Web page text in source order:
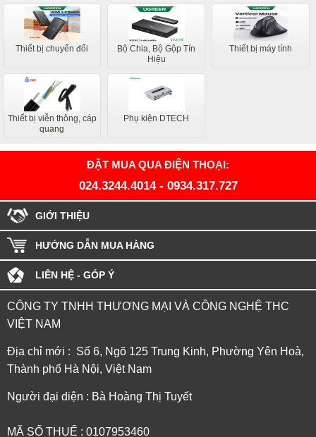
Thiết bị chuyển đổi
Bộ Chia, Bộ Gộp Tín
Hiệu
Thiết bị máy tính
Thiết bị viễn thông, cáp
quang
Phụ kiện DTECH
ĐẶT MUA QUA ĐIỆN THOẠI:
024.3244.4014- 0934.317.727
GIỚI THIỆU
HƯỚNG DẪN MUA HÀNG
LIÊN HỆ - GÓP Ý
CÔNG TY TNHH THƯƠNG MẠI VÀ CÔNG NGHỆ THC
VIỆT NAM
Địa chỉ mới : Số 6, Ngõ 125 Trung Kinh, Phường Yên Hoà,
Thành phố Hà Nội, Việt Nam
Người đại diện : Bà Hoàng Thị Tuyết
MÃ SỐ THUẾ : 0107953460